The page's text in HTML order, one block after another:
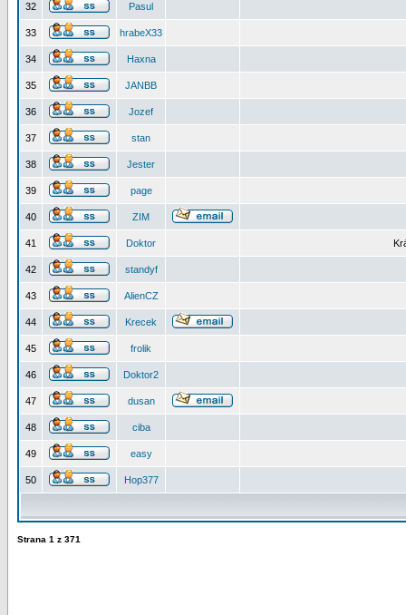
32 Pasul
33 hrabeX33
34 Haxna
35 JANBB
36 Jozef
37 stan
38 Jester
39 page
40 ZIM
41 Doktor
42 standyf
43 AlienCZ
44 Krecek
45 frolik
46 Doktor2
47 dusan
48 ciba
49 easy
50 Hop377
Strana 1 z 371